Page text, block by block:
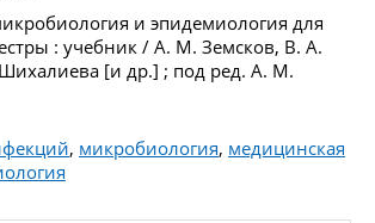
и эпидемиология для
: учебник / А. М. Земсков, В. А.
[и др.] ; под ред. А. М.
, микробиология, медицинская